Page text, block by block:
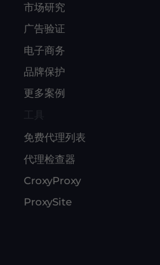
市场研究
广告验证
电子商务
品牌保护
更多案例
免费代理列表
代理检查器
CroxyProxy
ProxySite